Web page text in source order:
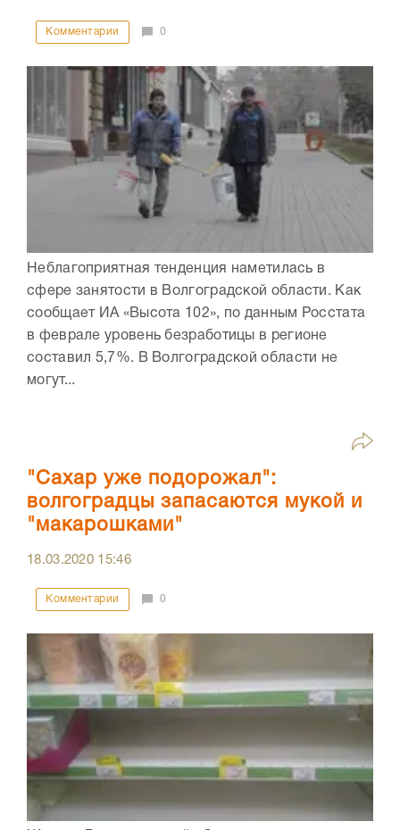
Комментарии 0
Неблагоприятная тенденция наметилась в
сфере занятости в Волгоградской области. Как
сообщает ИА «Высота 102», по данным Росстата
в феврале уровень безработицы в регионе
составил 5,7%. В Волгоградской области не
могут...
"Сахар уже подорожал":
волгоградцы запасаются мукой и
"макарошками"
18.03.2020 15:46
Комментарии 0